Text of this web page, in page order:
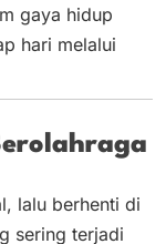
gaya hidup
hari melalui
lalu berhenti di
sering terjadi